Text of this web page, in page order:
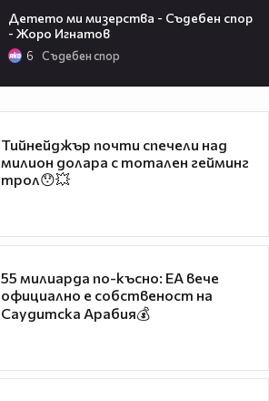
Детето ми мизерства - Съдебен спор
- Жоро Игнатов
6 Съдебен спор
Тийнейджър почти спечели над
милион долара с тотален гейминг
трол😯💥
55 милиарда по-късно: EA вече
официално е собственост на
Саудитска Арабия💰